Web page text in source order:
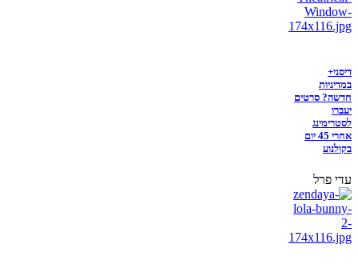
דיסני+
במדיניות
חדשה? סרטים
יעברו
לסטרימינג
אחרי 45 יום
בקולנוע
עדי פרל